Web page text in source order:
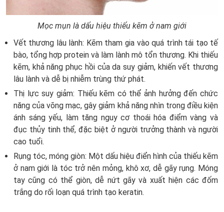
Mọc mụn là dấu hiệu thiếu kẽm ở nam giới
Vết thương lâu lành: Kẽm tham gia vào quá trình tái tạo tế
bào, tổng hợp protein và làm lành mô tổn thương. Khi thiếu
kẽm, khả năng phục hồi của da suy giảm, khiến vết thương
lâu lành và dễ bị nhiễm trùng thứ phát.
Thị lực suy giảm: Thiếu kẽm có thể ảnh hưởng đến chức
năng của võng mạc, gây giảm khả năng nhìn trong điều kiện
ánh sáng yếu, làm tăng nguy cơ thoái hóa điểm vàng và
đục thủy tinh thể, đặc biệt ở người trưởng thành và người
cao tuổi.
Rụng tóc, móng giòn: Một dấu hiệu điển hình của thiếu kẽm
ở nam giới là tóc trở nên mỏng, khô xơ, dễ gãy rụng. Móng
tay cũng có thể giòn, dễ nứt gãy và xuất hiện các đốm
trắng do rối loạn quá trình tạo keratin.